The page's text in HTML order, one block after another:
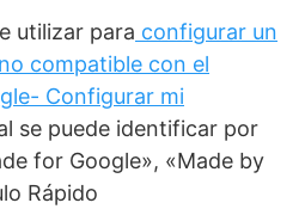
utilizar para configurar un
compatible con el
Configurar mi
se puede identificar por
for Google», «Made by
Rápido